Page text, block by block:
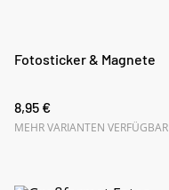
Fotosticker & Magnete
8,95 €
MEHR VARIANTEN VERFÜGBAR